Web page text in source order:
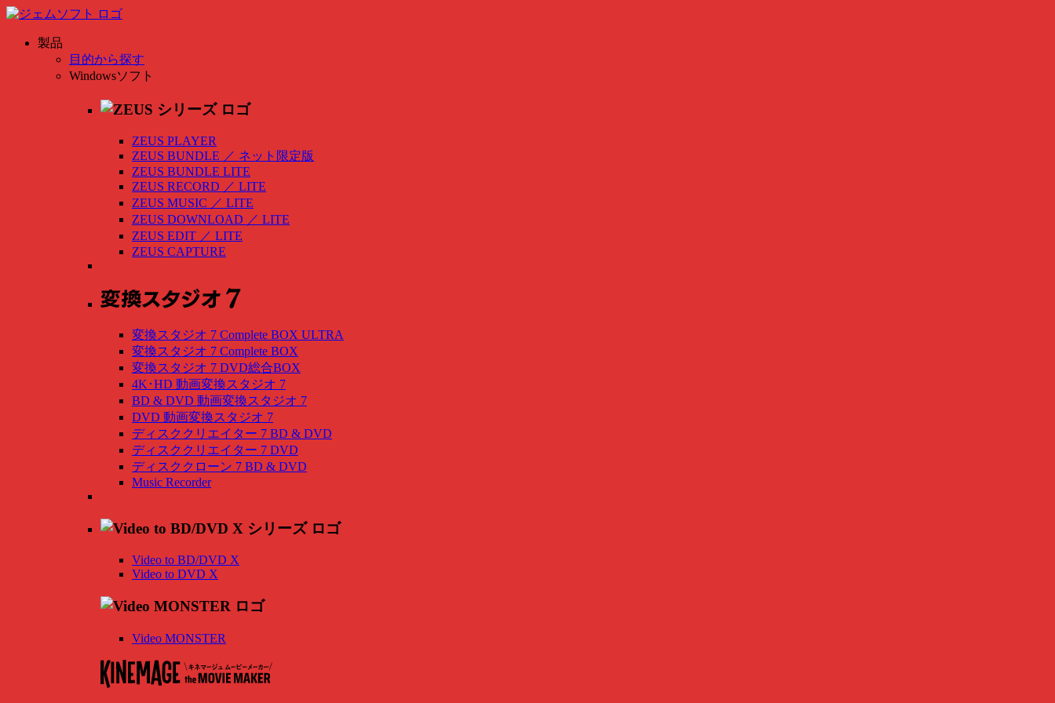
製品
目的から探す
Windowsソフト
ZEUS PLAYER
ZEUS BUNDLE ／ ネット限定版
ZEUS BUNDLE LITE
ZEUS RECORD ／ LITE
ZEUS MUSIC ／ LITE
ZEUS DOWNLOAD ／ LITE
ZEUS EDIT ／ LITE
ZEUS CAPTURE
変換スタジオ 7 Complete BOX ULTRA
変換スタジオ 7 Complete BOX
変換スタジオ 7 DVD総合BOX
4K･HD 動画変換スタジオ 7
BD & DVD 動画変換スタジオ 7
DVD 動画変換スタジオ 7
ディスククリエイター 7 BD & DVD
ディスククリエイター 7 DVD
ディスククローン 7 BD & DVD
Music Recorder
Video to BD/DVD X
Video to DVD X
Video MONSTER